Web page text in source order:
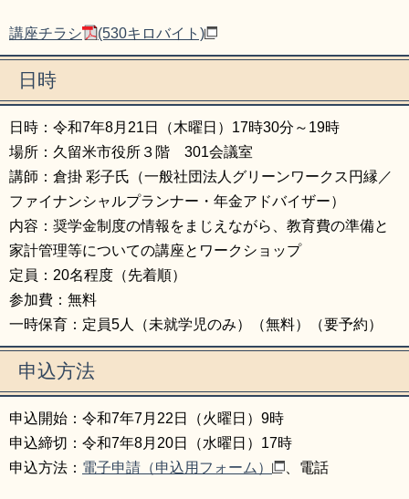
講座チラシ (530キロバイト)
日時
日時：令和7年8月21日（木曜日）17時30分～19時
場所：久留米市役所３階 301会議室
講師：倉掛 彩子氏（一般社団法人グリーンワークス円縁／
ファイナンシャルプランナー・年金アドバイザー）
内容：奨学金制度の情報をまじえながら、教育費の準備と
家計管理等についての講座とワークショップ
定員：20名程度（先着順）
参加費：無料
一時保育：定員5人（未就学児のみ）（無料）（要予約）
申込方法
申込開始：令和7年7月22日（火曜日）9時
申込締切：令和7年8月20日（水曜日）17時
申込方法： 電子申請（申込用フォーム） 、電話